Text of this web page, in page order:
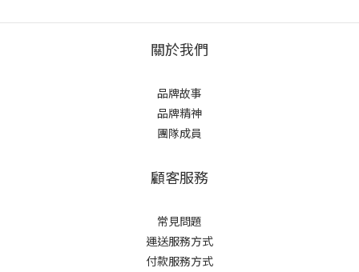
關於我們
品牌故事
品牌精神
團隊成員
顧客服務
常見問題
運送服務方式
付款服務方式